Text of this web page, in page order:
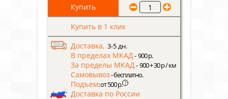
Купить в 1 клик
Доставка, 3-5 дн.
В пределах МКАД- 900 р.
За пределы МКАД- 900 + 30 р / км
Самовывоз- бесплатно.
Подъем: от 500 р. ?
Доставка по России